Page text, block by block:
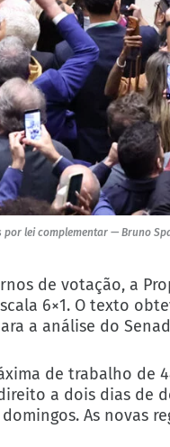
lei complementar — Bruno
de votação, a
6×1. O texto
a análise do
de trabalho de
a dois dias de
As novas